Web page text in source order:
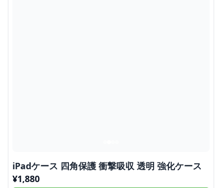
iPadケース 四角保護 衝撃吸収 透明 強化ケース
¥1,880